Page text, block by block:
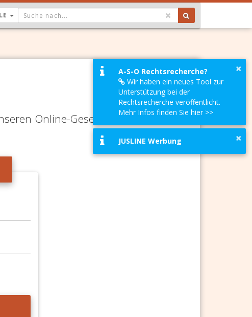
DROPDOWN: GEWÄHLTER WERT IST ALLE
Online-Gesetze-Services und
×
A-S-O Rechtsrecherche?
Wir haben ein neues Tool zur
Unterstützung bei der
Rechtsrecherche veröffentlicht.
Mehr Infos finden Sie hier >>
×
JUSLINE Werbung